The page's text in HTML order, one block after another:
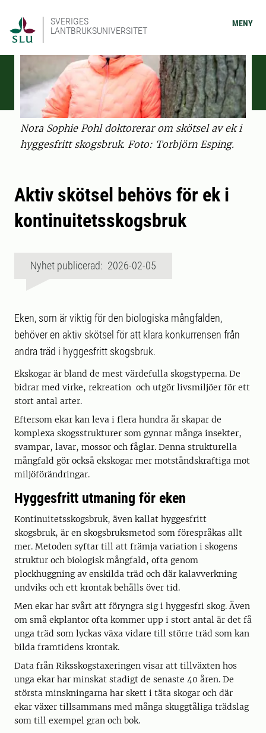
SVERIGES
LANTBRUKSUNIVERSITET
MENY
Nora Sophie Pohl doktorerar om skötsel av ek i
hyggesfritt skogsbruk. Foto: Torbjörn Esping.
Aktiv skötsel behövs för ek i
kontinuitetsskogsbruk
Nyhet publicerad: 2026-02-05
Eken, som är viktig för den biologiska mångfalden,
behöver en aktiv skötsel för att klara konkurrensen från
andra träd i hyggesfritt skogsbruk.
Ekskogar är bland de mest värdefulla skogstyperna. De
bidrar med virke, rekreation och utgör livsmiljöer för ett
stort antal arter.
Eftersom ekar kan leva i flera hundra år skapar de
komplexa skogsstrukturer som gynnar många insekter,
svampar, lavar, mossor och fåglar. Denna strukturella
mångfald gör också ekskogar mer motståndskraftiga mot
miljöförändringar.
Hyggesfritt utmaning för eken
Kontinuitetsskogsbruk, även kallat hyggesfritt
skogsbruk, är en skogsbruksmetod som förespråkas allt
mer. Metoden syftar till att främja variation i skogens
struktur och biologisk mångfald, ofta genom
plockhuggning av enskilda träd och där kalavverkning
undviks och ett krontak behålls över tid.
Men ekar har svårt att föryngra sig i hyggesfri skog. Även
om små ekplantor ofta kommer upp i stort antal är det få
unga träd som lyckas växa vidare till större träd som kan
bilda framtidens krontak.
Data från Riksskogstaxeringen visar att tillväxten hos
unga ekar har minskat stadigt de senaste 40 åren. De
största minskningarna har skett i täta skogar och där
ekar växer tillsammans med många skuggtåliga trädslag
som till exempel gran och bok.